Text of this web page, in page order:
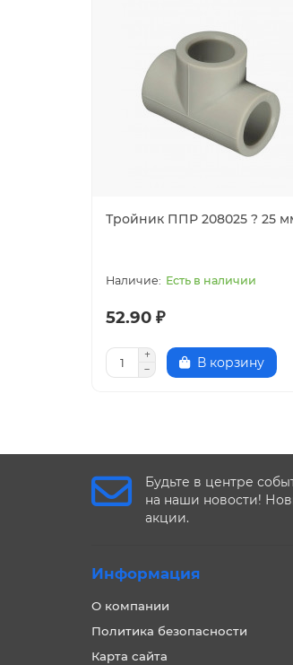
Тройник ППР 208025 ? 25
Есть в наличии
52.90 ₽
В корзину
Будьте в центре
на наши новости!
акции.
Информация
О компании
Политика безопасности
Карта сайта